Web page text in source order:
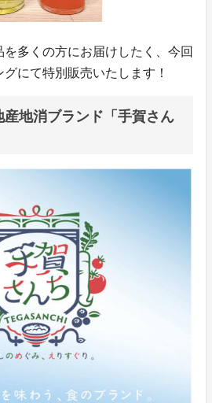
多くの方にお届けしたく、今回
にて特別販売いたします！
地消ブランド「手賀さん